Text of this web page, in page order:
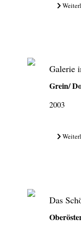
Galerie
Grein/
2003
Das